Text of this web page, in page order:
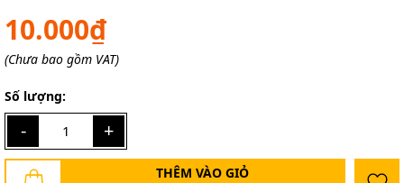
10.000₫
(Chưa bao gồm VAT)
Số lượng:
- +
THÊM VÀO GIỎ